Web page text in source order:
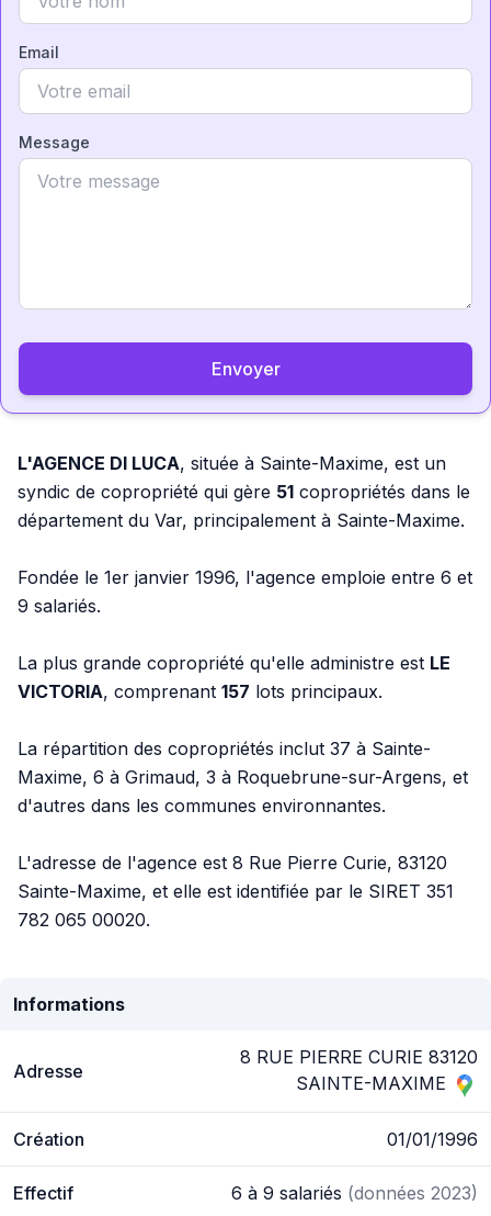
Email
Message
Envoyer
L'AGENCE DI LUCA, située à Sainte-Maxime, est un
syndic de copropriété qui gère 51 copropriétés dans le
département du Var, principalement à Sainte-Maxime.
Fondée le 1er janvier 1996, l'agence emploie entre 6 et
9 salariés.
La plus grande copropriété qu'elle administre est LE
VICTORIA, comprenant 157 lots principaux.
La répartition des copropriétés inclut 37 à Sainte-
Maxime, 6 à Grimaud, 3 à Roquebrune-sur-Argens, et
d'autres dans les communes environnantes.
L'adresse de l'agence est 8 Rue Pierre Curie, 83120
Sainte-Maxime, et elle est identifiée par le SIRET 351
782 065 00020.
Informations
Adresse
8 RUE PIERRE CURIE 83120
SAINTE-MAXIME
Création 01/01/1996
Effectif 6 à 9 salariés (données 2023)